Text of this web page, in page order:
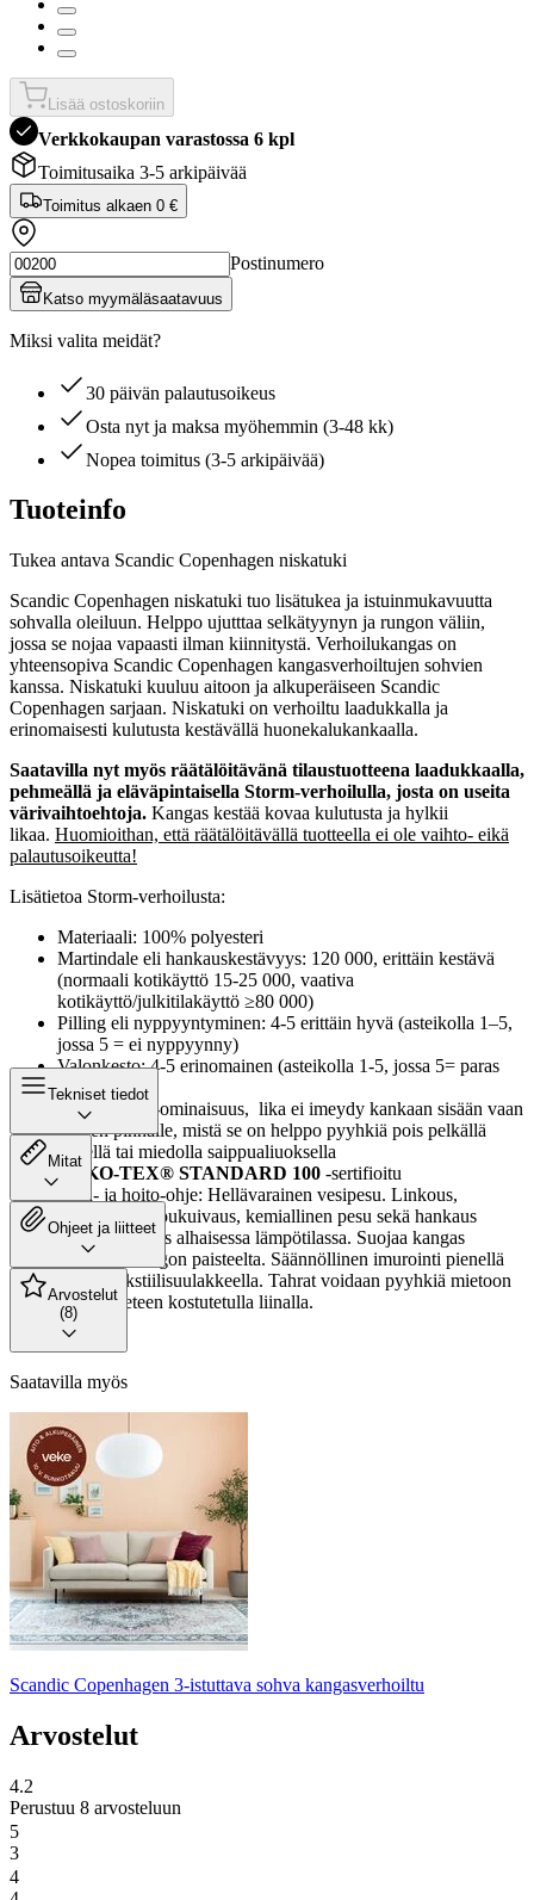
Lisää ostoskoriin
Verkkokaupan varastossa 6 kpl
Toimitusaika 3-5 arkipäivää
Toimitus alkaen 0 €
Postinumero
Katso myymäläsaatavuus
Miksi valita meidät?
30 päivän palautusoikeus
Osta nyt ja maksa myöhemmin (3-48 kk)
Nopea toimitus (3-5 arkipäivää)
Tuoteinfo
Tukea antava Scandic Copenhagen niskatuki
Scandic Copenhagen niskatuki tuo lisätukea ja istuinmukavuutta
sohvalla oleiluun. Helppo ujutttaa selkätyynyn ja rungon väliin,
jossa se nojaa vapaasti ilman kiinnitystä. Verhoilukangas on
yhteensopiva Scandic Copenhagen kangasverhoiltujen sohvien
kanssa. Niskatuki kuuluu aitoon ja alkuperäiseen Scandic
Copenhagen sarjaan. Niskatuki on verhoiltu laadukkalla ja
erinomaisesti kulutusta kestävällä huonekalukankaalla.
Saatavilla nyt myös räätälöitävänä tilaustuotteena laadukkaalla,
pehmeällä ja eläväpintaisella Storm-verhoilulla, josta on useita
värivaihtoehtoja. Kangas kestää kovaa kulutusta ja hylkii
likaa. Huomioithan, että räätälöitävällä tuotteella ei ole vaihto- eikä
palautusoikeutta!
Lisätietoa Storm-verhoilusta:
Materiaali: 100% polyesteri
Martindale eli hankauskestävyys: 120 000, erittäin kestävä
(normaali kotikäyttö 15-25 000, vaativa
kotikäyttö/julkitilakäyttö ≥80 000)
Pilling eli nyppyyntyminen: 4-5 erittäin hyvä (asteikolla 1–5,
jossa 5 = ei nyppyynny)
Valonkesto: 4-5 erinomainen (asteikolla 1-5, jossa 5= paras
valonkesto)
Easy Clean
-ominaisuus, lika ei imeydy kankaan sisään vaan
jää sen pinnalle, mistä se on helppo pyyhkiä pois pelkällä
vedellä tai miedolla saippualiuoksella
OEKO-TEX® STANDARD 100 -sertifioitu
Pesu- ja hoito-ohje: Hellävarainen vesipesu. Linkous,
valkaisu, rumpukuivaus, kemiallinen pesu sekä hankaus
kielletty. Silitys alhaisessa lämpötilassa. Suojaa kangas
suoralta auringon paisteelta. Säännöllinen imurointi pienellä
teholla tekstiilisuulakkeella. Tahrat voidaan pyyhkiä mietoon
saippuaveteen kostutetulla liinalla.
Tekniset tiedot
Mitat
Ohjeet ja liitteet
Arvostelut
(8)
Saatavilla myös
Scandic Copenhagen 3-istuttava sohva kangasverhoiltu
Arvostelut
4.2
Perustuu 8 arvosteluun
5
3
4